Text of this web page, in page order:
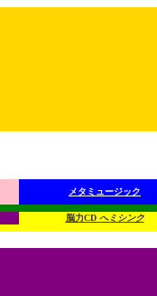
メタミュージック
脳力CD へミシンク
ψ も